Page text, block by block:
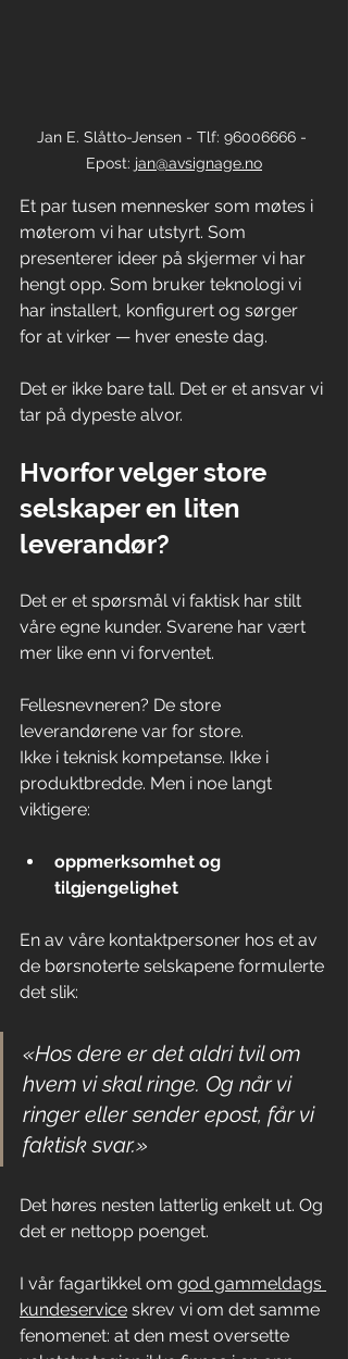
Jan E. Slåtto-Jensen - Tlf: 96006666 -
Epost: jan@avsignage.no
Et par tusen mennesker som møtes i
møterom vi har utstyrt. Som
presenterer ideer på skjermer vi har
hengt opp. Som bruker teknologi vi
har installert, konfigurert og sørger
for at virker — hver eneste dag.
Det er ikke bare tall. Det er et ansvar vi
tar på dypeste alvor.
Hvorfor velger store
selskaper en liten
leverandør?
Det er et spørsmål vi faktisk har stilt
våre egne kunder. Svarene har vært
mer like enn vi forventet.
Fellesnevneren? De store
leverandørene var for store.
Ikke i teknisk kompetanse. Ikke i
produktbredde. Men i noe langt
viktigere:
oppmerksomhet og
tilgjengelighet
En av våre kontaktpersoner hos et av
de børsnoterte selskapene formulerte
det slik:
«Hos dere er det aldri tvil om
hvem vi skal ringe. Og når vi
ringer eller sender epost, får vi
faktisk svar.»
Det høres nesten latterlig enkelt ut. Og
det er nettopp poenget.
I vår fagartikkel om god gammeldags
kundeservice skrev vi om det samme
fenomenet: at den mest oversette